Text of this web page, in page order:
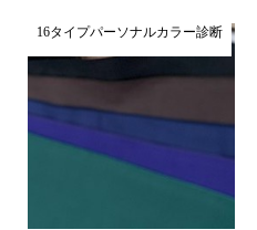
16タイプパーソナルカラー診断